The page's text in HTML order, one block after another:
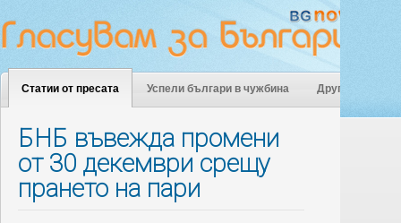
Статии от пресата Успели българи в чужбина Други
БНБ въвежда промени
от 30 декември срещу
прането на пари